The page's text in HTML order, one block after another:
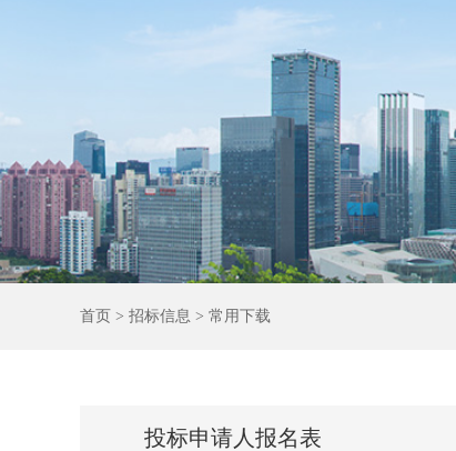
首页 > 招标信息 > 常用下载
投标申请人报名表